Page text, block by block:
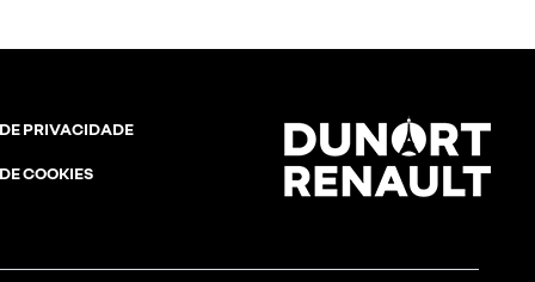
PRIVACIDADE
COOKIES